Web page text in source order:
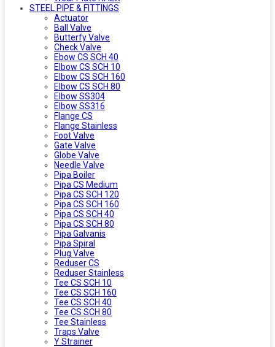
STEEL PIPE & FITTINGS
Actuator
Ball Valve
Butterfy Valve
Check Valve
Ebow CS SCH 40
Elbow CS SCH 10
Elbow CS SCH 160
Elbow CS SCH 80
Elbow SS304
Elbow SS316
Flange CS
Flange Stainless
Foot Valve
Gate Valve
Globe Valve
Needle Valve
Pipa Boiler
Pipa CS Medium
Pipa CS SCH 120
Pipa CS SCH 160
Pipa CS SCH 40
Pipa CS SCH 80
Pipa Galvanis
Pipa Spiral
Plug Valve
Reduser CS
Reduser Stainless
Tee CS SCH 10
Tee CS SCH 160
Tee CS SCH 40
Tee CS SCH 80
Tee Stainless
Traps Valve
Y Strainer